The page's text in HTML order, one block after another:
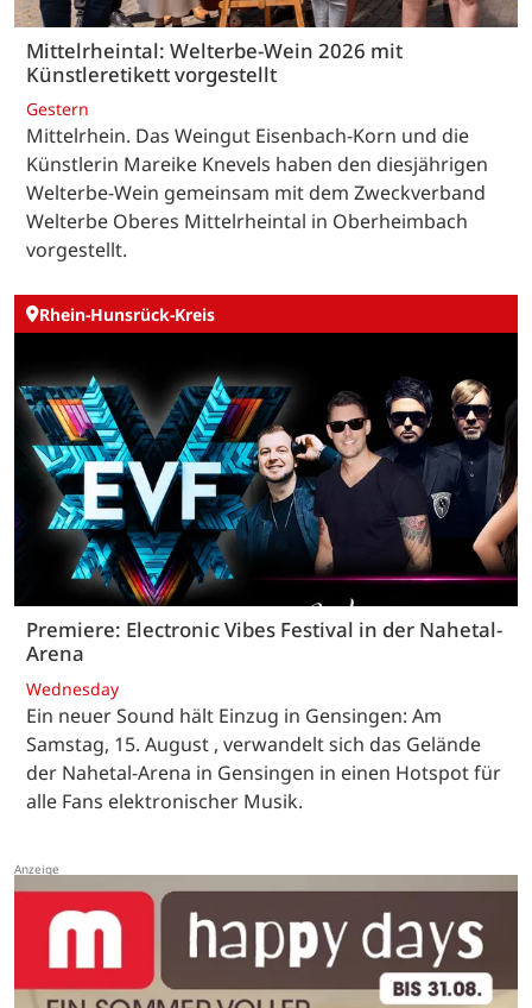
Mittelrheintal: Welterbe-Wein 2026 mit
Künstleretikett vorgestellt
Gestern
Mittelrhein. Das Weingut Eisenbach-Korn und die
Künstlerin Mareike Knevels haben den diesjährigen
Welterbe-Wein gemeinsam mit dem Zweckverband
Welterbe Oberes Mittelrheintal in Oberheimbach
vorgestellt.
Rhein-Hunsrück-Kreis
Premiere: Electronic Vibes Festival in der Nahetal-
Arena
Wednesday
Ein neuer Sound hält Einzug in Gensingen: Am
Samstag, 15. August , verwandelt sich das Gelände
der Nahetal-Arena in Gensingen in einen Hotspot für
alle Fans elektronischer Musik.